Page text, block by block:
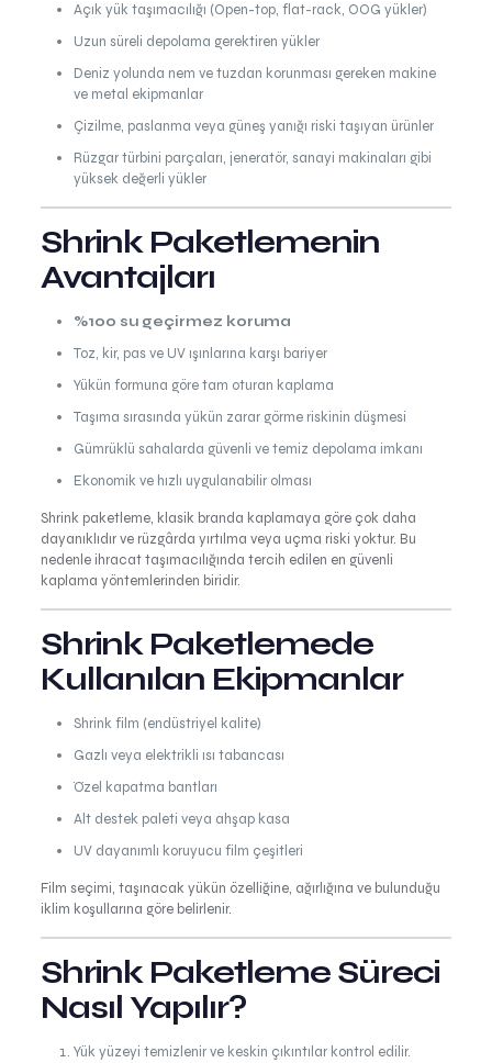
Açık yük taşımacılığı (Open-top, flat-rack, OOG yükler)
Uzun süreli depolama gerektiren yükler
Deniz yolunda nem ve tuzdan korunması gereken makine
ve metal ekipmanlar
Çizilme, paslanma veya güneş yanığı riski taşıyan ürünler
Rüzgar türbini parçaları, jeneratör, sanayi makinaları gibi
yüksek değerli yükler
Shrink Paketlemenin
Avantajları
%100 su geçirmez koruma
Toz, kir, pas ve UV ışınlarına karşı bariyer
Yükün formuna göre tam oturan kaplama
Taşıma sırasında yükün zarar görme riskinin düşmesi
Gümrüklü sahalarda güvenli ve temiz depolama imkanı
Ekonomik ve hızlı uygulanabilir olması
Shrink paketleme, klasik branda kaplamaya göre çok daha
dayanıklıdır ve rüzgârda yırtılma veya uçma riski yoktur. Bu
nedenle ihracat taşımacılığında tercih edilen en güvenli
kaplama yöntemlerinden biridir.
Shrink Paketlemede
Kullanılan Ekipmanlar
Shrink film (endüstriyel kalite)
Gazlı veya elektrikli ısı tabancası
Özel kapatma bantları
Alt destek paleti veya ahşap kasa
UV dayanımlı koruyucu film çeşitleri
Film seçimi, taşınacak yükün özelliğine, ağırlığına ve bulunduğu
iklim koşullarına göre belirlenir.
Shrink Paketleme Süreci
Nasıl Yapılır?
Yük yüzeyi temizlenir ve keskin çıkıntılar kontrol edilir.